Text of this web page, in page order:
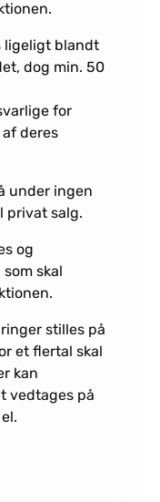
blandt
dog min. 50
for
deres
under ingen
privat salg.
og
skal
stilles på
et flertal skal
kan
vedtages på